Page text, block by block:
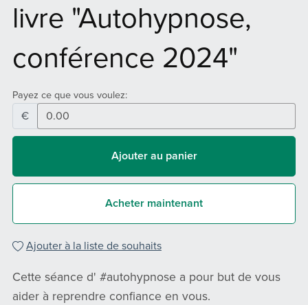
livre "Autohypnose,
conférence 2024"
Payez ce que vous voulez:
€
Ajouter au panier
Acheter maintenant
Ajouter à la liste de souhaits
Cette séance d' #autohypnose a pour but de vous
aider à reprendre confiance en vous.